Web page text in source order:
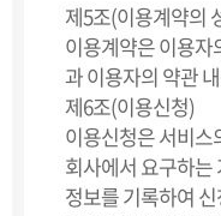
제5조(이용계약의
이용계약은 이용자
과 이용자의 약관
제6조(이용신청)
이용신청은 서비
회사에서 요구하는
정보를 기록하여